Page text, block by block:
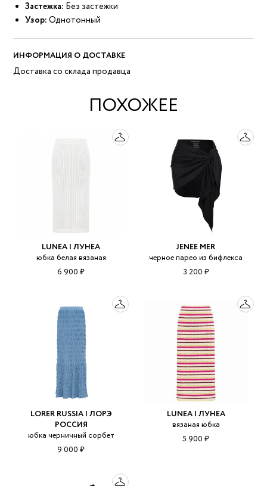
Застежка: Без застежки
Узор: Однотонный
ИНФОРМАЦИЯ О ДОСТАВКЕ
Доставка со склада продавца
ПОХОЖЕЕ
LUNEA | ЛУНЕА
юбка белая вязаная
6 900 ₽
JENEE MER
черное парео из бифлекса
3 200 ₽
LORER RUSSIA | ЛОРЭ
РОССИЯ
юбка черничный сорбет
9 000 ₽
LUNEA | ЛУНЕА
вязаная юбка
5 900 ₽